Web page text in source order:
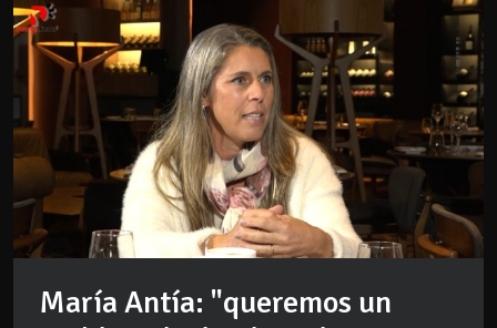
María Antía: "queremos un